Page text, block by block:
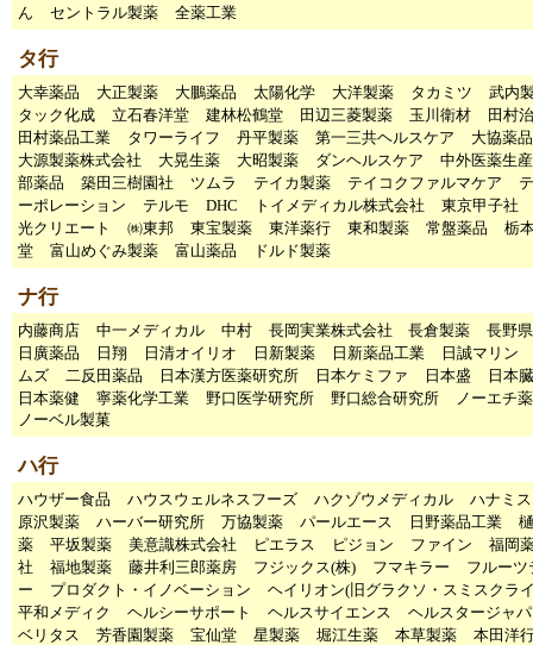
ん
セントラル製薬 全薬工業
タ行
大幸薬品 大正製薬 大鵬薬品 太陽化学 大洋製薬 タカミツ
武内
タック化成
立石春洋堂 建林松鶴堂 田辺三菱製薬 玉川衛材
田村
田村薬品工業
タワーライフ 丹平製薬 第一三共ヘルスケア
大協薬
大源製薬株式会社
大晃生薬 大昭製薬 ダンヘルスケア
中外医薬生産
部薬品
築田三樹園社 ツムラ テイカ製薬 テイコクファルマケア
ーポレーション
テルモ DHC トイメディカル株式会社
東京甲子社
光クリエート
㈱東邦 東宝製薬 東洋薬行 東和製薬 常盤薬品
栃
堂
富山めぐみ製薬 富山薬品 ドルド製薬
ナ行
内藤商店 中一メディカル 中村 長岡実業株式会社 長倉製薬
長野
日廣薬品
日翔 日清オイリオ 日新製薬 日新薬品工業
日誠マリン
ムズ
二反田薬品 日本漢方医薬研究所 日本ケミファ 日本盛
日本
日本薬健
寧薬化学工業 野口医学研究所 野口総合研究所
ノーエチ
ノーベル製菓
ハ行
ハウザー食品 ハウスウェルネスフーズ ハクゾウメディカル
ハナミ
原沢製薬
ハーバー研究所 万協製薬 パールエース 日野薬品工業
薬
平坂製薬 美意識株式会社 ピエラス ピジョン ファイン
福岡
社
福地製薬 藤井利三郎薬房 フジックス(株) フマキラー
フルーツ
ー
プロダクト・イノベーション
ヘイリオン(旧グラクソ・スミスクラ
平和メディク
ヘルシーサポート ヘルスサイエンス
ヘルスタージャ
ベリタス
芳香園製薬 宝仙堂 星製薬 堀江生薬 本草製薬
本田洋